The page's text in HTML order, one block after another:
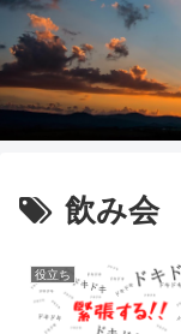
飲み会
役立ち